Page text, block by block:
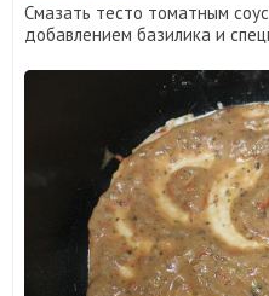
Смазать тесто томатным
добавлением базилика и